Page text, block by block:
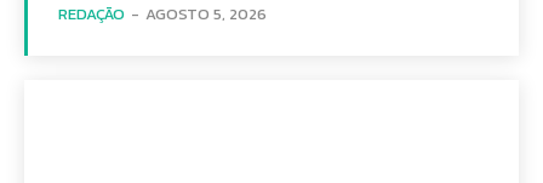
REDAÇÃO - AGOSTO 5, 2026